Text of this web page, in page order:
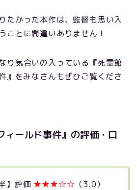
たかった本作は、監督も思い入
ことに間違いありません！
り気合いの入っている『死霊館
』をみなさんもぜひご覧くださ
ィールド事件』の評価・口
】評価 ★★★☆☆ （3.0）